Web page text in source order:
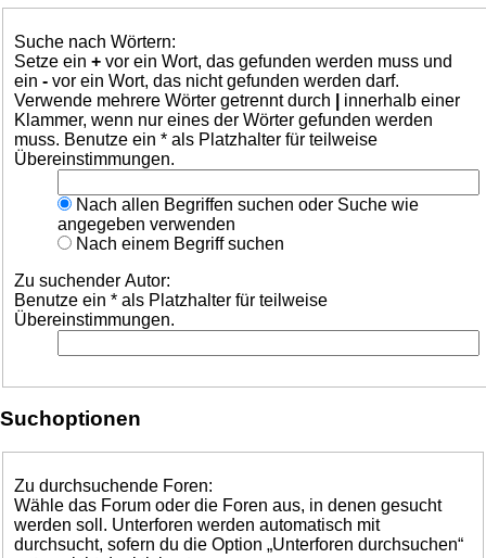
Suche nach Wörtern:
Setze ein + vor ein Wort, das gefunden werden muss und
ein - vor ein Wort, das nicht gefunden werden darf.
Verwende mehrere Wörter getrennt durch
innerhalb einer
Klammer, wenn nur eines der Wörter gefunden werden
muss. Benutze ein * als Platzhalter für teilweise
Übereinstimmungen.
Nach allen Begriffen suchen oder Suche wie
angegeben verwenden
Nach einem Begriff suchen
Zu suchender Autor:
Benutze ein * als Platzhalter für teilweise
Übereinstimmungen.
Suchoptionen
Zu durchsuchende Foren:
Wähle das Forum oder die Foren aus, in denen gesucht
werden soll. Unterforen werden automatisch mit
durchsucht, sofern du die Option „Unterforen durchsuchen“